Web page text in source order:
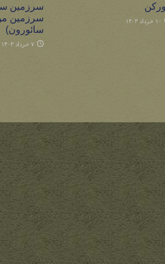
۱۰ خرداد ۱۴۰۳
سرزمین
سرزمین
سائورون)
۷ خرداد ۱۴۰۳